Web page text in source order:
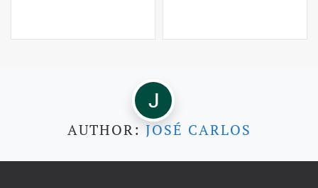
AUTHOR: JOSÉ CARLOS